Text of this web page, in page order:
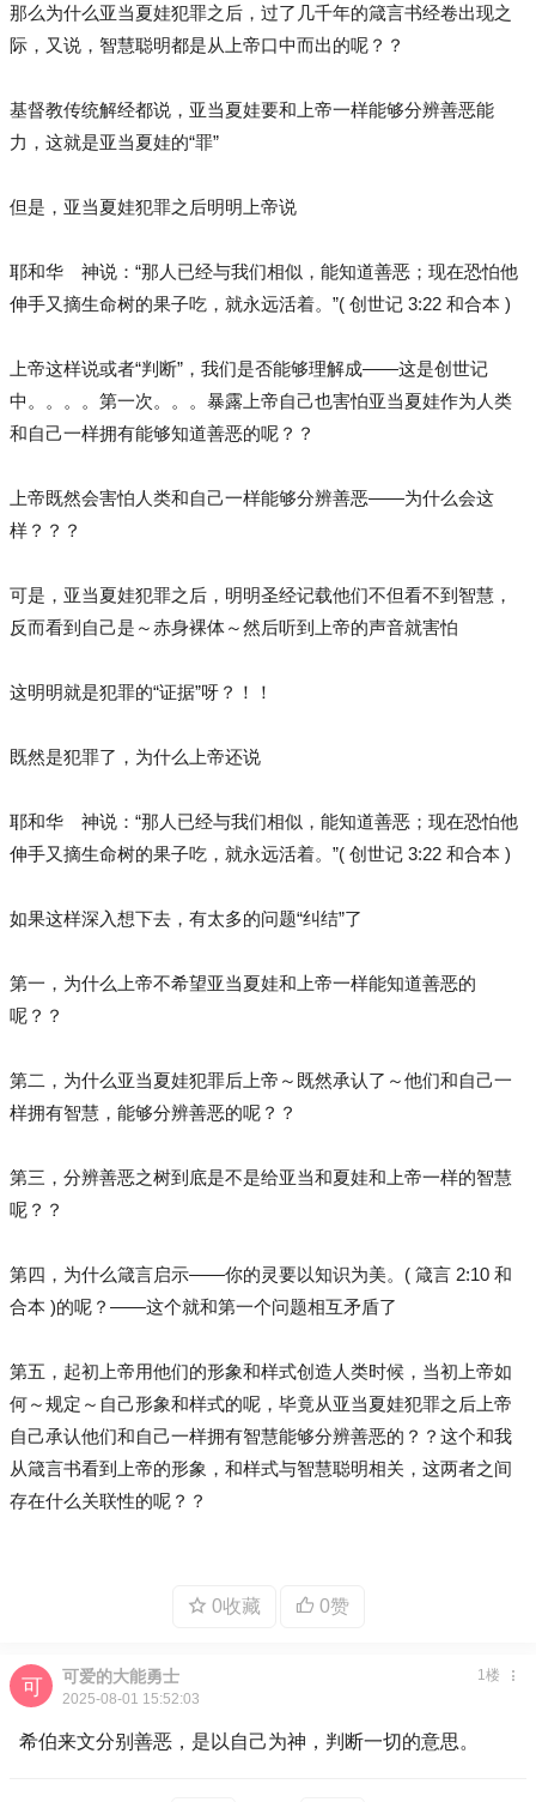
那么为什么亚当夏娃犯罪之后，过了几千年的箴言书经卷出现之
际，又说，智慧聪明都是从上帝口中而出的呢？？
基督教传统解经都说，亚当夏娃要和上帝一样能够分辨善恶能
力，这就是亚当夏娃的“罪”
但是，亚当夏娃犯罪之后明明上帝说
耶和华 神说：“那人已经与我们相似，能知道善恶；现在恐怕他
伸手又摘生命树的果子吃，就永远活着。”( 创世记 3:22 和合本 )
上帝这样说或者“判断”，我们是否能够理解成——这是创世记
中。。。。第一次。。。暴露上帝自己也害怕亚当夏娃作为人类
和自己一样拥有能够知道善恶的呢？？
上帝既然会害怕人类和自己一样能够分辨善恶——为什么会这
样？？？
可是，亚当夏娃犯罪之后，明明圣经记载他们不但看不到智慧，
反而看到自己是～赤身裸体～然后听到上帝的声音就害怕
这明明就是犯罪的“证据”呀？！！
既然是犯罪了，为什么上帝还说
耶和华 神说：“那人已经与我们相似，能知道善恶；现在恐怕他
伸手又摘生命树的果子吃，就永远活着。”( 创世记 3:22 和合本 )
如果这样深入想下去，有太多的问题“纠结”了
第一，为什么上帝不希望亚当夏娃和上帝一样能知道善恶的
呢？？
第二，为什么亚当夏娃犯罪后上帝～既然承认了～他们和自己一
样拥有智慧，能够分辨善恶的呢？？
第三，分辨善恶之树到底是不是给亚当和夏娃和上帝一样的智慧
呢？？
第四，为什么箴言启示——你的灵要以知识为美。( 箴言 2:10 和
合本 )的呢？——这个就和第一个问题相互矛盾了
第五，起初上帝用他们的形象和样式创造人类时候，当初上帝如
何～规定～自己形象和样式的呢，毕竟从亚当夏娃犯罪之后上帝
自己承认他们和自己一样拥有智慧能够分辨善恶的？？这个和我
从箴言书看到上帝的形象，和样式与智慧聪明相关，这两者之间
存在什么关联性的呢？？
0收藏 0赞
可爱的大能勇士
2025-08-01 15:52:03
1楼
希伯来文分别善恶，是以自己为神，判断一切的意思。